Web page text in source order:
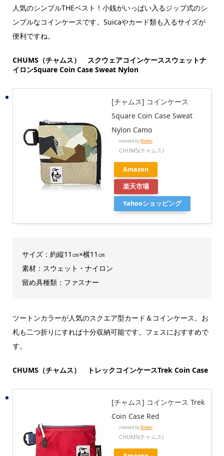
人気のシンプルTHEベスト！小銭がいっぱい入るジップ式のシ
ンプルなコインケースです。Suicaやカード類も入るサイズが
便利ですね。
CHUMS（チャムス） スクウェアコインケーススウェットナ
イロンSquare Coin Case Sweat Nylon
[チャムス] コインケース
Square Coin Case Sweat
Nylon Camo
created byRinker
CHUMS(チャムス)
Amazon
楽天市場
Yahooショッピング
サイズ：約縦11㎝×横11㎝
素材：スウェット・ナイロン
留め具種類：ファスナー
ツートンカラーが人気のスクエア型カード＆コインケース。お
札も二つ折りにすれば十分収納可能です。フェスにおすすめで
す。
CHUMS（チャムス） トレックコインケースTrek Coin Case
[チャムス] コインケース Trek
Coin Case Red
created byRinker
CHUMS(チャムス)